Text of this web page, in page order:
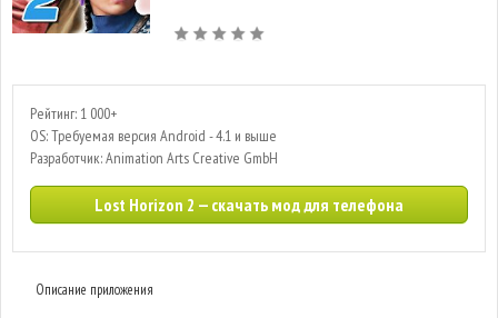
Рейтинг: 1 000+
OS: Требуемая версия Android - 4.1 и выше
Разработчик: Animation Arts Creative GmbH
Lost Horizon 2 — скачать мод для телефона
Описание приложения